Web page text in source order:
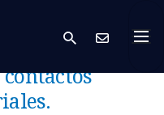
search
&
de